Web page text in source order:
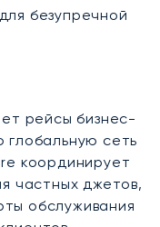
безупречной
рейсы бизнес-
глобальную сеть
координирует
частных джетов,
обслуживания